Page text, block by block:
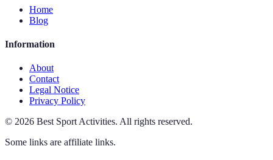
Home
Blog
Information
About
Contact
Legal Notice
Privacy Policy
© 2026 Best Sport Activities. All rights reserved.
Some links are affiliate links.